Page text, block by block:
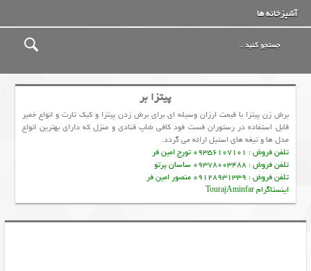
آشپزخانه ها
پیتزا بر
برش زن پیتزا با قیمت ارزان وسیله ای برای برش زدن پیتزا و کیک تارت و انواع خمیر
قابل استفاده در رستوران فست فود کافی شاپ قنادی و منزل که دارای بهترین انواع
مدل ها و تیغه های استیل ارائه می گردد.
تلفن فروش : 09356107101 تورج امین فر
تلفن فروش : 09378003488 ساسان پرتو
تلفن فروش : 09128931339 منصور امین فر
اینستاگرام TourajAminfar